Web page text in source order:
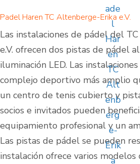
Padel Haren TC Altenberge-Erika e.V.
Las instalaciones de pádel del
e.V. ofrecen dos pistas de pádel
iluminación LED. Las
complejo deportivo más amplio
un centro de tenis cubierto y
socios e invitados pueden
equipamiento profesional y un
Las pistas de pádel se pueden
instalación ofrece varios modelos